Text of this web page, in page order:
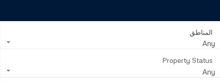
المناطق
Any
Property Status
Any